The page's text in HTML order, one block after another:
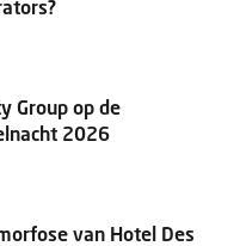
Group op de
2026
van Hotel Des